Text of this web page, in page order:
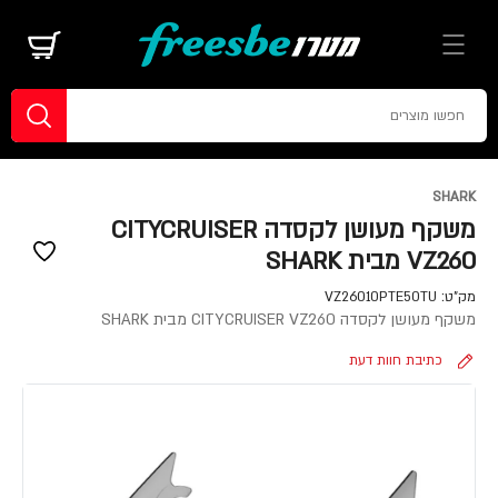
SHARK
משקף מעושן לקסדה CITYCRUISER
VZ260 מבית SHARK
מק"ט: VZ26010PTE50TU
משקף מעושן לקסדה CITYCRUISER VZ260 מבית SHARK
כתיבת חוות דעת